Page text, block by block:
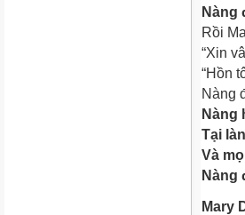
Nàng
Rồi
“Xin
“Hồn
Nàng
Nàng
Tại
Và
Nàng
Mary